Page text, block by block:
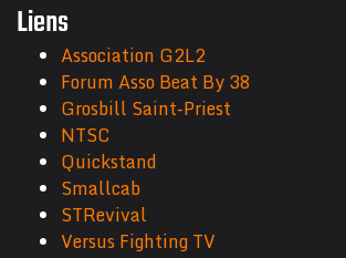
Liens
Association G2L2
Forum Asso Beat By 38
Grosbill Saint-Priest
NTSC
Quickstand
Smallcab
STRevival
Versus Fighting TV